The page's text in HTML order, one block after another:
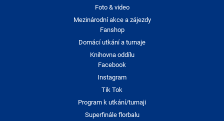
Foto & video
Mezinárodní akce a zájezdy
Fanshop
Domácí utkání a turnaje
Knihovna oddílu
Facebook
Instagram
Tik Tok
Program k utkání/turnaji
Superfinále florbalu